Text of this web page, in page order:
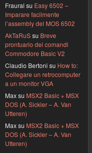
Fraural su Easy 6502 –
Imparare facilmente
l’assembly del MOS 6502
AkTaRuSsu Breve
prontuario dei comandi
Commodore Basic V2
Claudio Bertoni su How to:
Collegare un retrocomputer
a un monitor VGA
Max su MSX2 Basic + MSX
DOS (A. Sickler – A. Van
Utteren)
Max su MSX2 Basic + MSX
DOS (A. Sickler – A. Van
Utteren)